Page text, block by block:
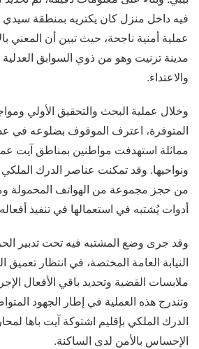
فيه داخل منزل كان يكتريه بمنطقة سيدي
عملية أمنية ناجحة، حيث تبين أن المعني
مدينة تزنيت وهو من ذوي السوابق
والاعتداء.
وخلال عملية البحث والتحقيق الأولي
المتوفرة، اعترف الموقوف بضلوعه في
مماثلة استهدفت مواطنين بمناطق آيت
ونواحيها. وقد تمكنت عناصر الدرك
من حجز مجموعة من الهواتف المحمولة
أدوات يُشتبه في استعمالها في تنفيذ
وقد جرى وضع المشتبه فيه تحت تدبير
النيابة العامة المختصة، في انتظار
ملابسات القضية وتحديد باقي الأفعال
وتندرج هذه العملية في إطار الجهود
الدرك الملكي بإقليم اشتوكة آيت باها
الإحساس بالأمن لدى الساكنة.